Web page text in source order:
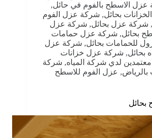
عزل الاسطح بالفوم في حائل,
بحائل, شركة عزل الفوم
, شركة عزل بحائل, شركة عزل
بحائل, شركة عزل حمامات
للحمامات بحائل, شركة عزل
بحائل, شركة عزل خزانات
معتمدين لدي شركة المياه, شركة
, عزل الفوم للاسطح
بحائل